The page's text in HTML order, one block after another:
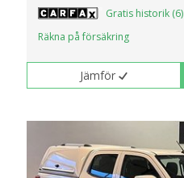
Gratis historik (6)
Räkna på försäkring
Jämför